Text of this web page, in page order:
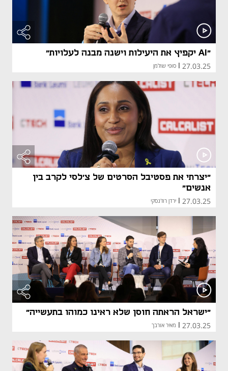
"AI יקפיץ את היעילות וישנה מבנה לעלויות"
27.03.25 סופי שולמן
"יצרתי את פסטיבל הסרטים של צ'לסי לקרב בין
אנשים"
27.03.25 ירדן רוז'נסקי
"ישראל הראתה חוסן שלא ראינו כמוהו בתעשייה"
27.03.25 מאיר אורבך